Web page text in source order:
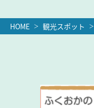
HOME 観光スポット